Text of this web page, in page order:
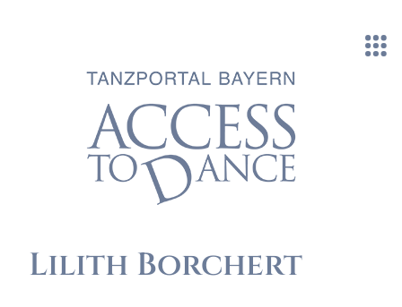
Lilith Borchert